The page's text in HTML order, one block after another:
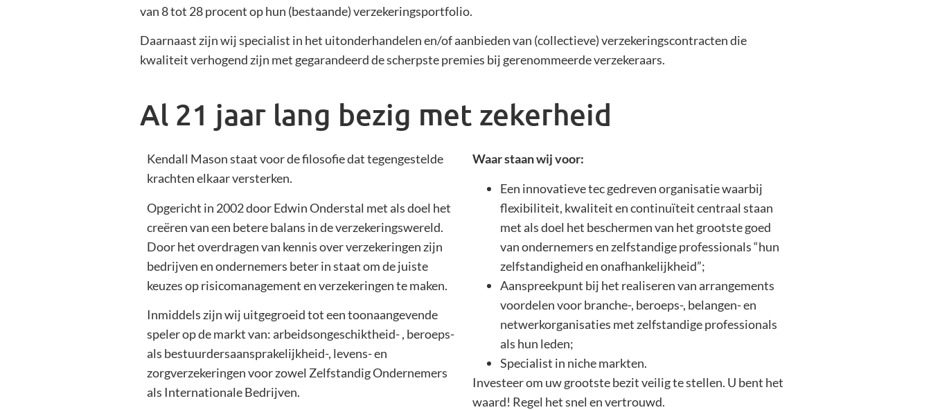
van 8 tot 28 procent op hun (bestaande) verzekeringsportfolio.
Daarnaast zijn wij specialist in het uitonderhandelen en/of aanbieden van (collectieve) verzekeringscontracten die
kwaliteit verhogend zijn met gegarandeerd de scherpste premies bij gerenommeerde verzekeraars.
Al 21 jaar lang bezig met zekerheid
Kendall Mason staat voor de filosofie dat tegengestelde
krachten elkaar versterken.
Opgericht in 2002 door Edwin Onderstal met als doel het
creëren van een betere balans in de verzekeringswereld.
Door het overdragen van kennis over verzekeringen zijn
bedrijven en ondernemers beter in staat om de juiste
keuzes op risicomanagement en verzekeringen te maken.
Inmiddels zijn wij uitgegroeid tot een toonaangevende
speler op de markt van: arbeidsongeschiktheid- , beroeps-
als bestuurdersaansprakelijkheid-, levens- en
zorgverzekeringen voor zowel Zelfstandig Ondernemers
als Internationale Bedrijven.
Waar staan wij voor:
Een innovatieve tec gedreven organisatie waarbij
flexibiliteit, kwaliteit en continuïteit centraal staan
met als doel het beschermen van het grootste goed
van ondernemers en zelfstandige professionals “hun
zelfstandigheid en onafhankelijkheid”;
Aanspreekpunt bij het realiseren van arrangements
voordelen voor branche-, beroeps-, belangen- en
netwerkorganisaties met zelfstandige professionals
als hun leden;
Specialist in niche markten.
Investeer om uw grootste bezit veilig te stellen. U bent het
waard! Regel het snel en vertrouwd.